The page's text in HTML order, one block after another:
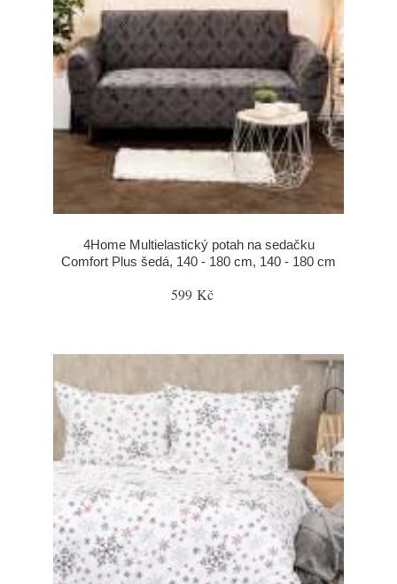
4Home Multielastický potah na sedačku
Comfort Plus šedá, 140 - 180 cm, 140 - 180 cm
599 Kč